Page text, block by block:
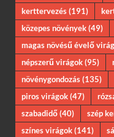
kerttervezés(191)
közepes növények(49)
magas növésű évelő
népszerű virágok(95)
növénygondozás(135)
piros virágok(47)
szabadidő(40) szép
színes virágok(141)